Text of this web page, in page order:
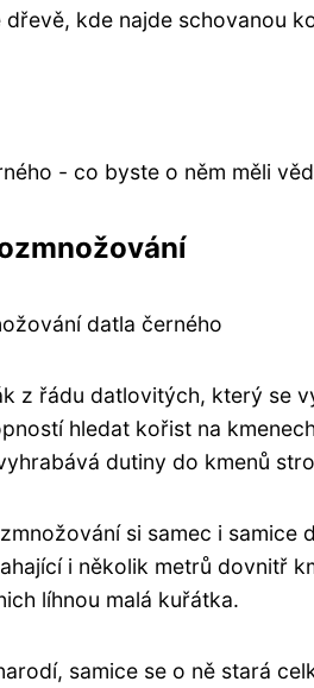
kde najde schovanou
- co byste o něm měli
datla černého
z řádu datlovitých, který se
hledat kořist na
dutiny do kmenů
si samec i
i několik metrů dovnitř
líhnou malá kuřátka.
samice se o ně stará